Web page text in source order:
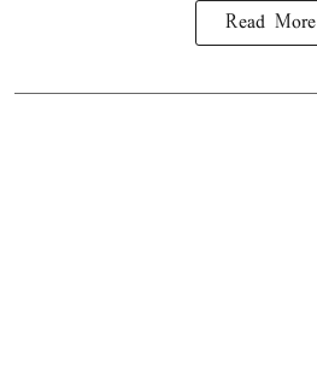
Read More